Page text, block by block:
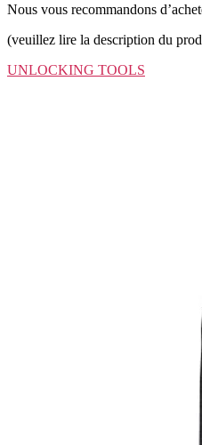
Nous vous recommandons
(veuillez lire la description du
UNLOCKING TOOLS